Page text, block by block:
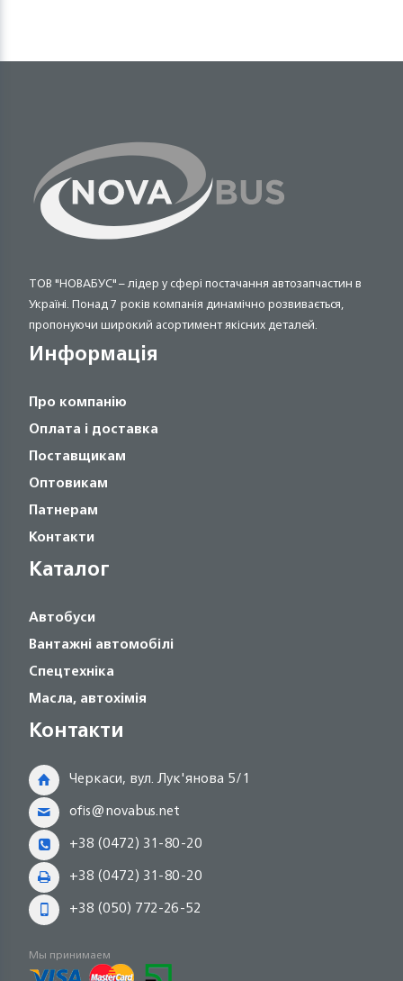
ТОВ "НОВАБУС" – лідер у сфері постачання автозапчастин в
Україні. Понад 7 років компанія динамічно розвивається,
пропонуючи широкий асортимент якісних деталей.
Информація
Про компанію
Оплата і доставка
Поставщикам
Оптовикам
Патнерам
Контакти
Каталог
Автобуси
Вантажні автомобілі
Спецтехніка
Масла, автохімія
Контакти
Черкаси, вул. Лук'янова 5/1
ofis@novabus.net
+38 (0472) 31-80-20
+38 (0472) 31-80-20
+38 (050) 772-26-52
Мы принимаем